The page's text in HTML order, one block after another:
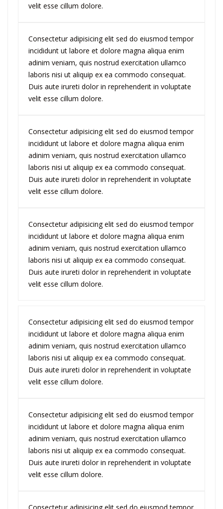
velit esse cillum dolore.
Consectetur adipisicing elit sed do eiusmod tempor
incididunt ut labore et dolore magna aliqua enim
adinim veniam, quis nostrud exercitation ullamco
laboris nisi ut aliquip ex ea commodo consequat.
Duis aute irureti dolor in reprehenderit in voluptate
velit esse cillum dolore.
Consectetur adipisicing elit sed do eiusmod tempor
incididunt ut labore et dolore magna aliqua enim
adinim veniam, quis nostrud exercitation ullamco
laboris nisi ut aliquip ex ea commodo consequat.
Duis aute irureti dolor in reprehenderit in voluptate
velit esse cillum dolore.
Consectetur adipisicing elit sed do eiusmod tempor
incididunt ut labore et dolore magna aliqua enim
adinim veniam, quis nostrud exercitation ullamco
laboris nisi ut aliquip ex ea commodo consequat.
Duis aute irureti dolor in reprehenderit in voluptate
velit esse cillum dolore.
Consectetur adipisicing elit sed do eiusmod tempor
incididunt ut labore et dolore magna aliqua enim
adinim veniam, quis nostrud exercitation ullamco
laboris nisi ut aliquip ex ea commodo consequat.
Duis aute irureti dolor in reprehenderit in voluptate
velit esse cillum dolore.
Consectetur adipisicing elit sed do eiusmod tempor
incididunt ut labore et dolore magna aliqua enim
adinim veniam, quis nostrud exercitation ullamco
laboris nisi ut aliquip ex ea commodo consequat.
Duis aute irureti dolor in reprehenderit in voluptate
velit esse cillum dolore.